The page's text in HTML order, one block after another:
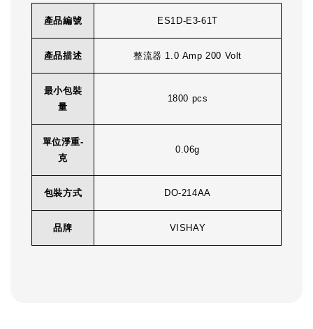
產品編號 ES1D-E3-61T
產品描述 整流器 1.0 Amp 200 Volt
最小包裝
量
1800 pcs
單位淨重-
克
0.06g
包裝方式 DO-214AA
品牌 VISHAY